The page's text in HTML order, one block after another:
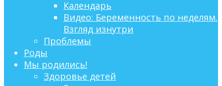
Календарь
Видео: Беременность по неделям.
Взгляд изнутри
Проблемы
Роды
Мы родились!
Здоровье детей